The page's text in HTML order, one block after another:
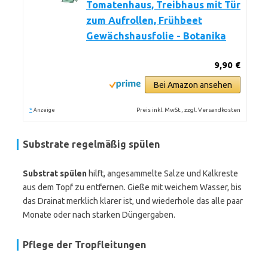
Tomatenhaus, Treibhaus mit Tür
zum Aufrollen, Frühbeet
Gewächshausfolie - Botanika
9,90 €
Bei Amazon ansehen
* Anzeige Preis inkl. MwSt., zzgl. Versandkosten
Substrate regelmäßig spülen
Substrat spülen hilft, angesammelte Salze und Kalkreste
aus dem Topf zu entfernen. Gieße mit weichem Wasser, bis
das Drainat merklich klarer ist, und wiederhole das alle paar
Monate oder nach starken Düngergaben.
Pflege der Tropfleitungen